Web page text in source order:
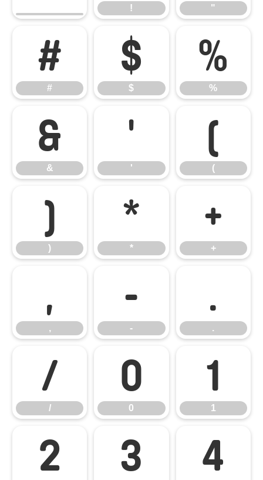
! "
#
#
$
$
%
%
&
&
'
'
(
(
)
)
*
*
+
+
,
,
-
-
.
.
/
/
0
0
1
1
2 3 4